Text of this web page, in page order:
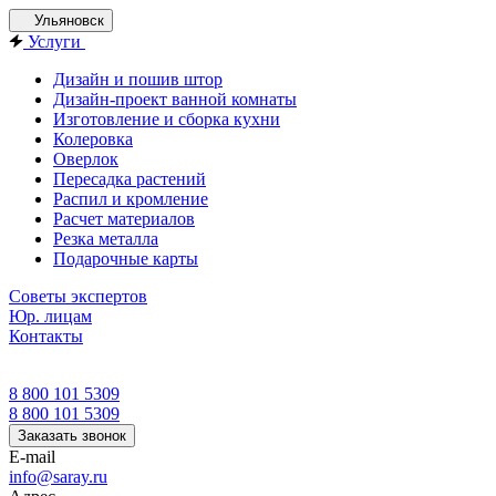
Ульяновск
Услуги
Дизайн и пошив штор
Дизайн-проект ванной комнаты
Изготовление и сборка кухни
Колеровка
Оверлок
Пересадка растений
Распил и кромление
Расчет материалов
Резка металла
Подарочные карты
Советы экспертов
Юр. лицам
Контакты
8 800 101 5309
8 800 101 5309
Заказать звонок
E-mail
info@saray.ru